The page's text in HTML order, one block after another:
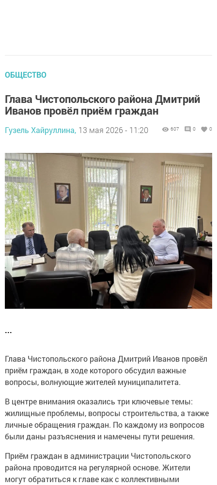
ОБЩЕСТВО
Глава Чистопольского района Дмитрий
Иванов провёл приём граждан
Гузель Хайруллина, 13 мая 2026 - 11:20 607 0 0
...
Глава Чистопольского района Дмитрий Иванов провёл
приём граждан, в ходе которого обсудил важные
вопросы, волнующие жителей муниципалитета.
В центре внимания оказались три ключевые темы:
жилищные проблемы, вопросы строительства, а также
личные обращения граждан. По каждому из вопросов
были даны разъяснения и намечены пути решения.
Приём граждан в администрации Чистопольского
района проводится на регулярной основе. Жители
могут обратиться к главе как с коллективными